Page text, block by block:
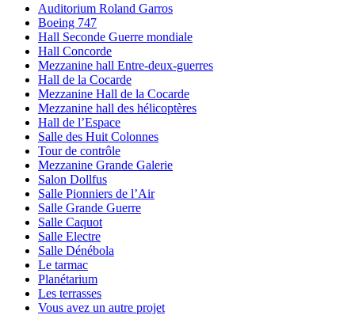
Auditorium Roland Garros
Boeing 747
Hall Seconde Guerre mondiale
Hall Concorde
Mezzanine hall Entre-deux-guerres
Hall de la Cocarde
Mezzanine Hall de la Cocarde
Mezzanine hall des hélicoptères
Hall de l’Espace
Salle des Huit Colonnes
Tour de contrôle
Mezzanine Grande Galerie
Salon Dollfus
Salle Pionniers de l’Air
Salle Grande Guerre
Salle Caquot
Salle Electre
Salle Dénébola
Le tarmac
Planétarium
Les terrasses
Vous avez un autre projet